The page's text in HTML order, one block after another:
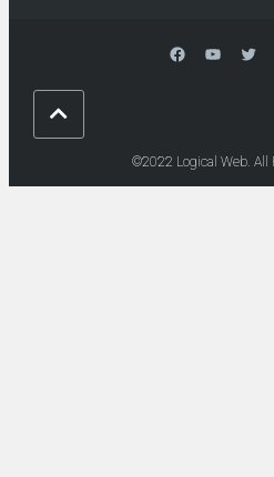
Facebook YouTube Twitter
©2022 Logical Web. All